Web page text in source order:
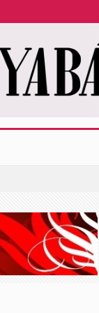
pacientes do SUS